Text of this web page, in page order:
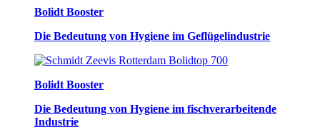
Bolidt Booster
Die Bedeutung von Hygiene im Geflügelindustrie
Bolidt Booster
Die Bedeutung von Hygiene im fischverarbeitende
Industrie